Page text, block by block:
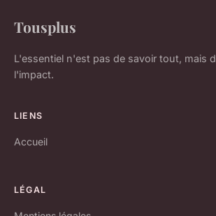
Tousplus
L'essentiel n'est pas de savoir tout, mais
l'impact.
LIENS
Accueil
LÉGAL